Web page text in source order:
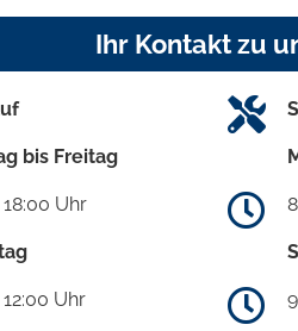
Ihr Kontakt zu
bis Freitag
Uhr
Uhr